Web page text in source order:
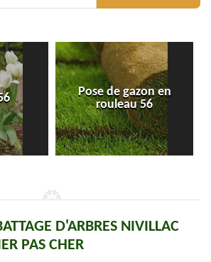
Pose de gazon en
rouleau 56
D'ARBRES NIVILLAC
PAS CHER